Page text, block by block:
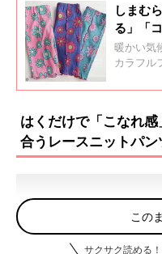
しまむ
る」「
ども服
ルアイ
暖かい気
カラフル
るカラフ
デ術もお
ください
はくだけで「こなれ
合うレースニットパン
この
サクサク読める